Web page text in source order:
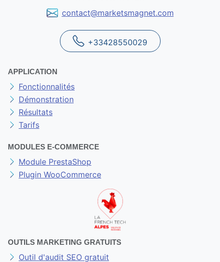
contact@marketsmagnet.com
+33428550029
APPLICATION
Fonctionnalités
Démonstration
Résultats
Tarifs
MODULES E-COMMERCE
Module PrestaShop
Plugin WooCommerce
OUTILS MARKETING GRATUITS
Outil d'audit SEO gratuit